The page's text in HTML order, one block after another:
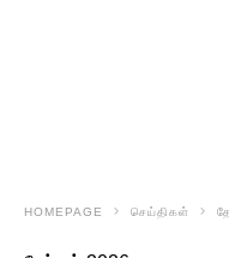
HOMEPAGE செய்திகள்